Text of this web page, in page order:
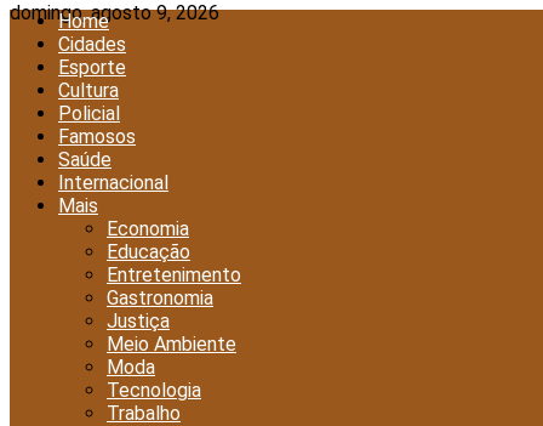
domingo, agosto 9, 2026
Home
Cidades
Esporte
Cultura
Policial
Famosos
Saúde
Internacional
Mais
Economia
Educação
Entretenimento
Gastronomia
Justiça
Meio Ambiente
Moda
Tecnologia
Trabalho